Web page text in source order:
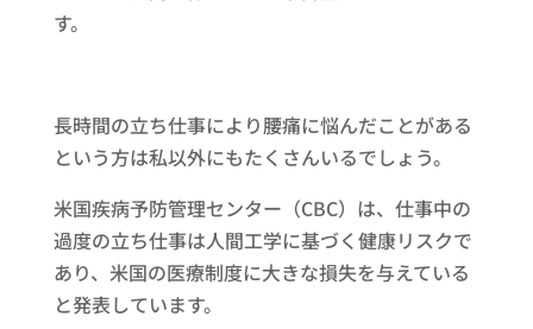
す。
長時間の立ち仕事により腰痛に悩んだことがある
という方は私以外にもたくさんいるでしょう。
米国疾病予防管理センター（CBC）は、仕事中の
過度の立ち仕事は人間工学に基づく健康リスクで
あり、米国の医療制度に大きな損失を与えている
と発表しています。